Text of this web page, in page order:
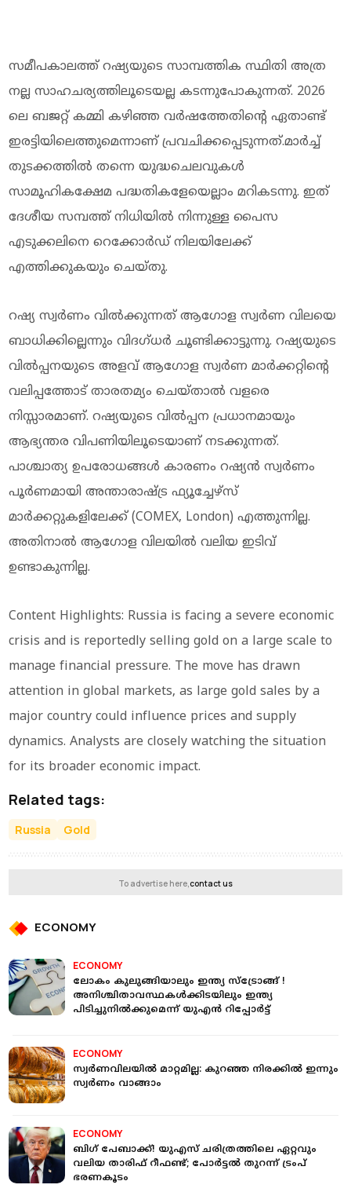
സമീപകാലത്ത് റഷ്യയുടെ സാമ്പത്തിക സ്ഥിതി അത്ര
നല്ല സാഹചര്യത്തിലൂടെയല്ല കടന്നുപോകുന്നത്. 2026
ലെ ബജറ്റ് കമ്മി കഴിഞ്ഞ വർഷത്തേതിന്റെ ഏതാണ്ട്
ഇരട്ടിയിലെത്തുമെന്നാണ് പ്രവചിക്കപ്പെടുന്നത്.മാർച്ച്
തുടക്കത്തിൽ തന്നെ യുദ്ധചെലവുകൾ
സാമൂഹികക്ഷേമ പദ്ധതികളേയെല്ലാം മറികടന്നു. ഇത്
ദേശീയ സമ്പത്ത് നിധിയിൽ നിന്നുള്ള പൈസ
എടുക്കലിനെ റെക്കോർഡ് നിലയിലേക്ക്
എത്തിക്കുകയും ചെയ്തു.
റഷ്യ സ്വർണം വിൽക്കുന്നത് ആഗോള സ്വർണ വിലയെ
ബാധിക്കില്ലെന്നും വിദഗ്ധർ ചൂണ്ടിക്കാട്ടുന്നു. റഷ്യയുടെ
വിൽപ്പനയുടെ അളവ് ആഗോള സ്വർണ മാർക്കറ്റിന്റെ
വലിപ്പത്തോട് താരതമ്യം ചെയ്താൽ വളരെ
നിസ്സാരമാണ്. റഷ്യയുടെ വിൽപ്പന പ്രധാനമായും
ആഭ്യന്തര വിപണിയിലൂടെയാണ് നടക്കുന്നത്.
പാശ്ചാത്യ ഉപരോധങ്ങള്‍ കാരണം റഷ്യൻ സ്വർണം
പൂർണമായി അന്താരാഷ്ട്ര ഫ്യൂച്ചേഴ്സ്
മാർക്കറ്റുകളിലേക്ക് (COMEX, London) എത്തുന്നില്ല.
അതിനാൽ ആഗോള വിലയിൽ വലിയ ഇടിവ്
ഉണ്ടാകുന്നില്ല.
Content Highlights: Russia is facing a severe economic
crisis and is reportedly selling gold on a large scale to
manage financial pressure. The move has drawn
attention in global markets, as large gold sales by a
major country could influence prices and supply
dynamics. Analysts are closely watching the situation
for its broader economic impact.
Related tags:
Russia Gold
To advertise here,contact us
ECONOMY
ECONOMY
ലോകം കുലുങ്ങിയാലും ഇന്ത്യ സ്ട്രോങ്ങ് !
അനിശ്ചിതാവസ്ഥകൾക്കിടയിലും ഇന്ത്യ
പിടിച്ചുനിൽക്കുമെന്ന് യുഎൻ റിപ്പോർട്ട്
ECONOMY
സ്വർണവിലയില്‍ മാറ്റമില്ല: കുറഞ്ഞ നിരക്കില്‍ ഇന്നും
സ്വർണം വാങ്ങാം
ECONOMY
ബിഗ് പേബാക്ക്! യുഎസ് ചരിത്രത്തിലെ ഏറ്റവും
വലിയ താരിഫ് റീഫണ്ട്; പോര്‍ട്ടല്‍ തുറന്ന് ട്രംപ്
ഭരണകൂടം